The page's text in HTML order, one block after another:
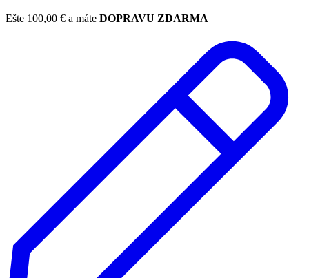
Ešte 100,00 € a máte DOPRAVU ZDARMA